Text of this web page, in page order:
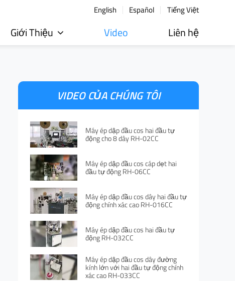
English Español Tiếng Việt
Giới Thiệu Video Liên hệ
VIDEO CỦA CHÚNG TÔI
Máy ép dập đầu cos hai đầu tự
động cho 8 dây RH-02CC
Máy ép dập đầu cos cáp dẹt hai
đầu tự động RH-06CC
Máy ép dập đầu cos dây hai đầu tự
động chính xác cao RH-016CC
Máy ép dập đầu cos hai đầu tự
động RH-032CC
Máy ép dập đầu cos dây đường
kính lớn với hai đầu tự động chính
xác cao RH-033CC